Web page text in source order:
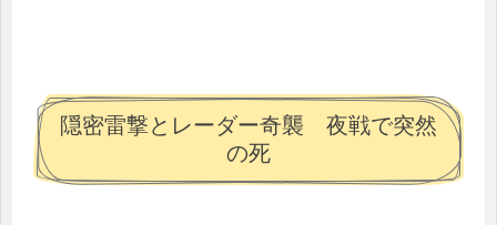
隠密雷撃とレーダー奇襲 夜戦で突然
の死